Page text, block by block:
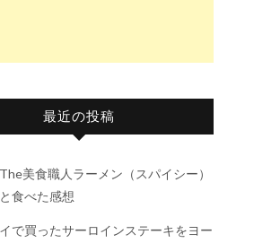
最近の投稿
美食職人ラーメン（スパイシー）
食べた感想
で買ったサーロインステーキをヨー